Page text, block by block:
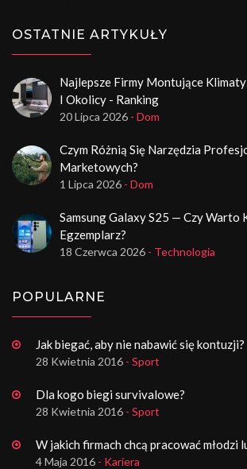
OSTATNIE ARTYKUŁY
Najlepsze Firmy Montujące
I Okolicy - Ranking
20 Lipca 2026 - Dom
Czym Różnią Się Narzędzia
Marketowych?
1 Lipca 2026 - Dom
Samsung Galaxy S25 — Czy Warto
Egzemplarz?
18 Czerwca 2026 - Technologia
POPULARNE
Jak biegać, aby nie nabawić się kontuzji?
28 Kwietnia 2016 - Sport
Dla kogo biegi survivalowe?
28 Kwietnia 2016 - Sport
W jakich firmach chcą pracować młodzi
4 Maja 2016 - Kariera